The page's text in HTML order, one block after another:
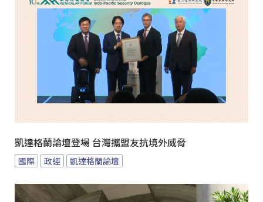
凱達格蘭論壇登場 台灣攜盟友抗境外威脅
國際 政經 凱達格蘭論壇